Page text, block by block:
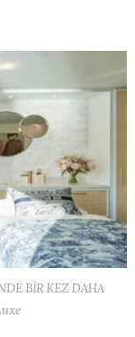
BİR KEZ DAHA